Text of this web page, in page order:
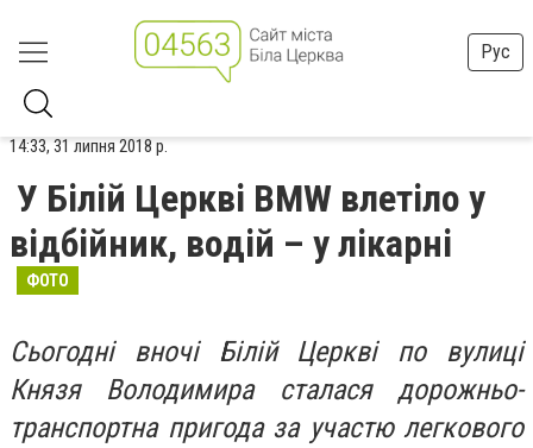
Рус
14:33, 31 липня 2018 р.
У Білій Церкві BMW влетіло у
відбійник, водій – у лікарні
ФОТО
Сьогодні вночі Білій Церкві по вулиці
Князя Володимира сталася дорожньо-
транспортна пригода за участю легкового